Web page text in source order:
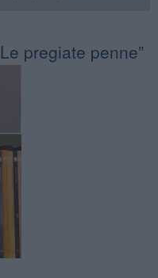
pregiate penne”